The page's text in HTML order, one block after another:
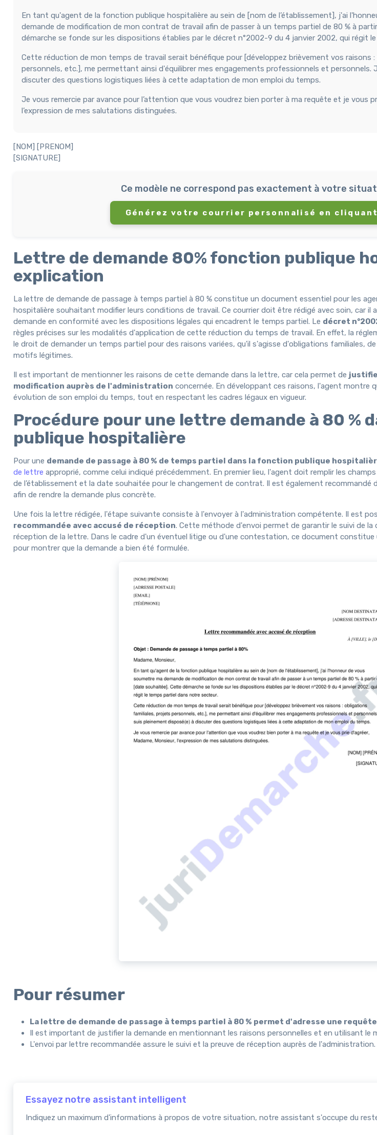
En tant qu'agent de la fonction publique hospitalière au sein de [nom de l’établissement], j'ai
demande de modification de mon contrat de travail afin de passer à un temps partiel de 80 % à
démarche se fonde sur les dispositions établies par le décret n°2002-9 du 4 janvier 2002, qui régit
Cette réduction de mon temps de travail serait bénéfique pour [développez brièvement vos raisons
personnels, etc.], me permettant ainsi d'équilibrer mes engagements professionnels et personnels.
discuter des questions logistiques liées à cette adaptation de mon emploi du temps.
Je vous remercie par avance pour l’attention que vous voudrez bien porter à ma requête et je vous
l’expression de mes salutations distinguées.
[NOM] [PRENOM]
[SIGNATURE]
Ce modèle ne correspond pas exactement à votre
Générez votre courrier personnalisé en
Lettre de demande 80% fonction publique
explication
La lettre de demande de passage à temps partiel à 80 % constitue un document essentiel pour les
hospitalière souhaitant modifier leurs conditions de travail. Ce courrier doit être rédigé avec soin, car il
demande en conformité avec les dispositions légales qui encadrent le temps partiel. Le décret
règles précises sur les modalités d'application de cette réduction du temps de travail. En effet, la
le droit de demander un temps partiel pour des raisons variées, qu'il s'agisse d'obligations familiales,
motifs légitimes.
Il est important de mentionner les raisons de cette demande dans la lettre, car cela permet de
modification auprès de l'administration concernée. En développant ces raisons, l'agent montre
évolution de son emploi du temps, tout en respectant les cadres légaux en vigueur.
Procédure pour une lettre demande à 80 %
publique hospitalière
Pour une demande de passage à 80 % de temps partiel dans la fonction publique
de lettre approprié, comme celui indiqué précédemment. En premier lieu, l'agent doit remplir les
de l’établissement et la date souhaitée pour le changement de contrat. Il est également recommandé
afin de rendre la demande plus concrète.
Une fois la lettre rédigée, l'étape suivante consiste à l'envoyer à l'administration compétente. Il est
recommandée avec accusé de réception. Cette méthode d'envoi permet de garantir le suivi de la
réception de la lettre. Dans le cadre d'un éventuel litige ou d'une contestation, ce document
pour montrer que la demande a bien été formulée.
Pour résumer
La lettre de demande de passage à temps partiel à 80 % permet d'adresse une
Il est important de justifier la demande en mentionnant les raisons personnelles et en utilisant le
L'envoi par lettre recommandée assure le suivi et la preuve de réception auprès de l'administration.
Essayez notre assistant intelligent
Indiquez un maximum d'informations à propos de votre situation, notre assistant s'occupe du